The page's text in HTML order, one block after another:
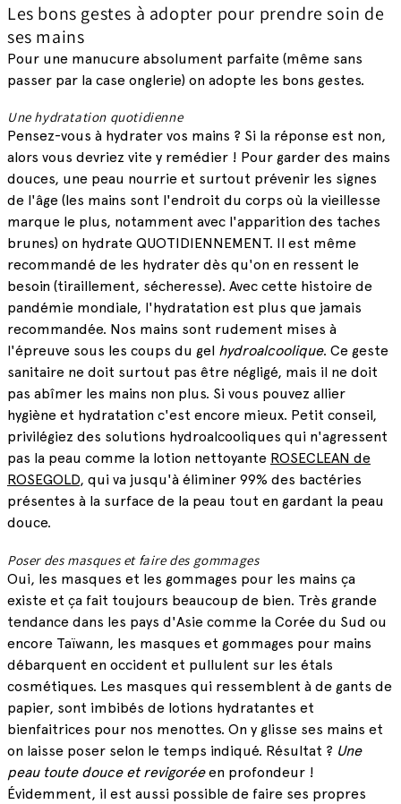
Les bons gestes à adopter pour prendre soin de
ses mains
Pour une manucure absolument parfaite (même sans
passer par la case onglerie) on adopte les bons gestes.
Une hydratation quotidienne
Pensez-vous à hydrater vos mains ? Si la réponse est non,
alors vous devriez vite y remédier ! Pour garder des mains
douces, une peau nourrie et surtout prévenir les signes
de l'âge (les mains sont l'endroit du corps où la vieillesse
marque le plus, notamment avec l'apparition des taches
brunes) on hydrate QUOTIDIENNEMENT. Il est même
recommandé de les hydrater dès qu'on en ressent le
besoin (tiraillement, sécheresse). Avec cette histoire de
pandémie mondiale, l'hydratation est plus que jamais
recommandée. Nos mains sont rudement mises à
l'épreuve sous les coups du gel hydroalcoolique. Ce geste
sanitaire ne doit surtout pas être négligé, mais il ne doit
pas abîmer les mains non plus. Si vous pouvez allier
hygiène et hydratation c'est encore mieux. Petit conseil,
privilégiez des solutions hydroalcooliques qui n'agressent
pas la peau comme la lotion nettoyante ROSECLEAN de
ROSEGOLD, qui va jusqu'à éliminer 99% des bactéries
présentes à la surface de la peau tout en gardant la peau
douce.
Poser des masques et faire des gommages
Oui, les masques et les gommages pour les mains ça
existe et ça fait toujours beaucoup de bien. Très grande
tendance dans les pays d'Asie comme la Corée du Sud ou
encore Taïwann, les masques et gommages pour mains
débarquent en occident et pullulent sur les étals
cosmétiques. Les masques qui ressemblent à de gants de
papier, sont imbibés de lotions hydratantes et
bienfaitrices pour nos menottes. On y glisse ses mains et
on laisse poser selon le temps indiqué. Résultat ? Une
peau toute douce et revigoréeen profondeur !
Évidemment, il est aussi possible de faire ses propres